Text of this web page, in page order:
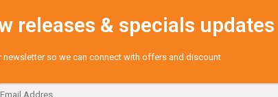
releases & specials updates
newsletter so we can connect with offers and discount